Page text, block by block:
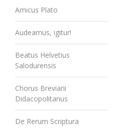
Amicus Plato
Audeamus, igitur!
Beatus Helvetius
Salodurensis
Chorus Breviarii
Didacopolitanus
De Rerum Scriptura